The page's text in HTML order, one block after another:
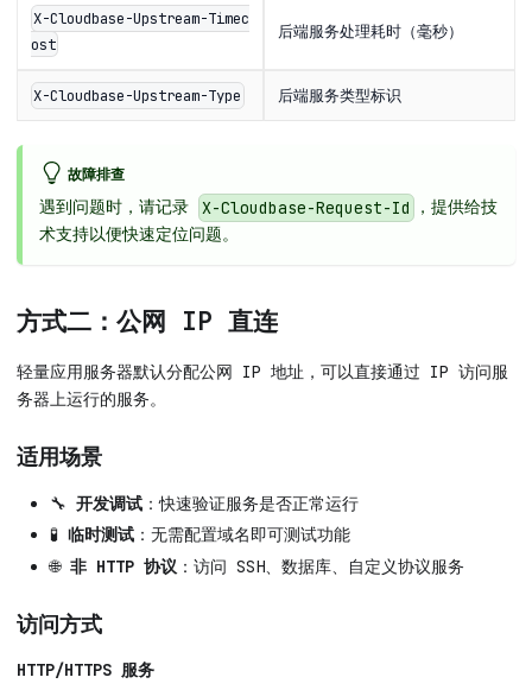
X-Cloudbase-Upstream-Timec
ost
后端服务处理耗时（毫秒）
X-Cloudbase-Upstream-Type 后端服务类型标识
故障排查
遇到问题时，请记录 X-Cloudbase-Request-Id
，提供给技
术支持以便快速定位问题。
方式二：公网 IP 直连
轻量应用服务器默认分配公网 IP 地址，可以直接通过 IP 访问服
务器上运行的服务。
适用场景
🔧 开发调试 ：快速验证服务是否正常运行
🧪 临时测试 ：无需配置域名即可测试功能
🌐 非 HTTP 协议 ：访问 SSH、数据库、自定义协议服务
访问方式
HTTP/HTTPS 服务